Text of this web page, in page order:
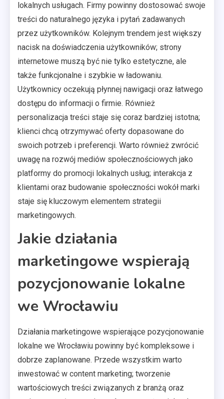
lokalnych usługach. Firmy powinny dostosować swoje
treści do naturalnego języka i pytań zadawanych
przez użytkowników. Kolejnym trendem jest większy
nacisk na doświadczenia użytkowników; strony
internetowe muszą być nie tylko estetyczne, ale
także funkcjonalne i szybkie w ładowaniu.
Użytkownicy oczekują płynnej nawigacji oraz łatwego
dostępu do informacji o firmie. Również
personalizacja treści staje się coraz bardziej istotna;
klienci chcą otrzymywać oferty dopasowane do
swoich potrzeb i preferencji. Warto również zwrócić
uwagę na rozwój mediów społecznościowych jako
platformy do promocji lokalnych usług; interakcja z
klientami oraz budowanie społeczności wokół marki
staje się kluczowym elementem strategii
marketingowych.
Jakie działania
marketingowe wspierają
pozycjonowanie lokalne
we Wrocławiu
Działania marketingowe wspierające pozycjonowanie
lokalne we Wrocławiu powinny być kompleksowe i
dobrze zaplanowane. Przede wszystkim warto
inwestować w content marketing; tworzenie
wartościowych treści związanych z branżą oraz